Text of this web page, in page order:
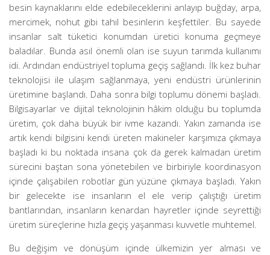
besin kaynaklarını elde edebileceklerini anlayıp buğday, arpa,
mercimek, nohut gibi tahıl besinlerin keşfettiler. Bu sayede
insanlar salt tüketici konumdan üretici konuma geçmeye
baladılar. Bunda asıl önemli olan ise suyun tarımda kullanımı
idi. Ardından endüstriyel topluma geçiş sağlandı. İlk kez buhar
teknolojisi ile ulaşım sağlanmaya, yeni endüstri ürünlerinin
üretimine başlandı. Daha sonra bilgi toplumu dönemi başladı.
Bilgisayarlar ve dijital teknolojinin hâkim olduğu bu toplumda
üretim, çok daha büyük bir ivme kazandı. Yakın zamanda ise
artık kendi bilgisini kendi üreten makineler karşımıza çıkmaya
başladı ki bu noktada insana çok da gerek kalmadan üretim
sürecini baştan sona yönetebilen ve birbiriyle koordinasyon
içinde çalışabilen robotlar gün yüzüne çıkmaya başladı. Yakın
bir gelecekte ise insanların el ele verip çalıştığı üretim
bantlarından, insanların kenardan hayretler içinde seyrettiği
üretim süreçlerine hızla geçiş yaşanması kuvvetle muhtemel.
Bu değişim ve dönüşüm içinde ülkemizin yer alması ve